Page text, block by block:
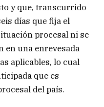
y que, transcurrido
días que fija el
procesal ni se
en una enrevesada
aplicables, lo cual
que es
del país.